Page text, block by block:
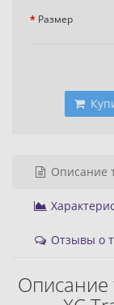
Размер
Описание
Отзывы о
Описание